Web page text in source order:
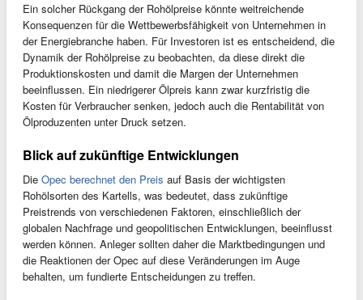
Ein solcher Rückgang der Rohölpreise könnte weitreichende
Konsequenzen für die Wettbewerbsfähigkeit von Unternehmen in
der Energiebranche haben. Für Investoren ist es entscheidend, die
Dynamik der Rohölpreise zu beobachten, da diese direkt die
Produktionskosten und damit die Margen der Unternehmen
beeinflussen. Ein niedrigerer Ölpreis kann zwar kurzfristig die
Kosten für Verbraucher senken, jedoch auch die Rentabilität von
Ölproduzenten unter Druck setzen.
Blick auf zukünftige Entwicklungen
Die Opec berechnet den Preis auf Basis der wichtigsten
Rohölsorten des Kartells, was bedeutet, dass zukünftige
Preistrends von verschiedenen Faktoren, einschließlich der
globalen Nachfrage und geopolitischen Entwicklungen, beeinflusst
werden können. Anleger sollten daher die Marktbedingungen und
die Reaktionen der Opec auf diese Veränderungen im Auge
behalten, um fundierte Entscheidungen zu treffen.